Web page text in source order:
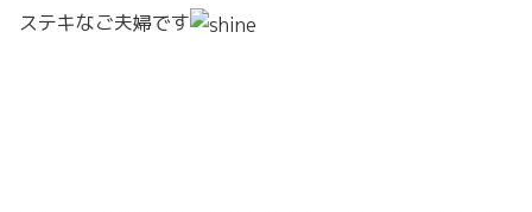
ステキなご夫婦です